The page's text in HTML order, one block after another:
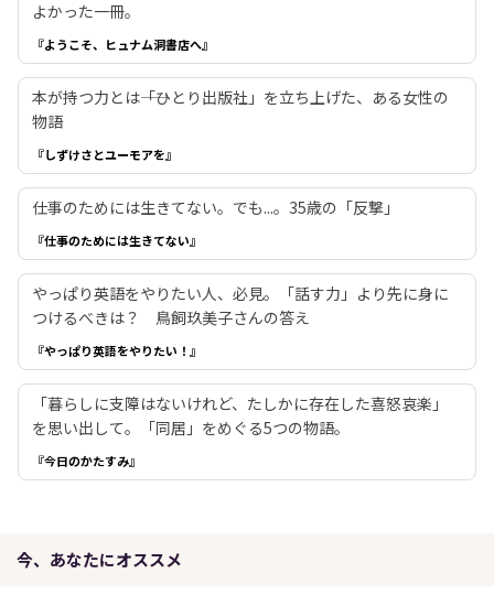
よかった一冊。
『ようこそ、ヒュナム洞書店へ』
本が持つ力とは――「ひとり出版社」を立ち上げた、ある女性の
物語
『しずけさとユーモアを』
仕事のためには生きてない。でも...。35歳の「反撃」
『仕事のためには生きてない』
やっぱり英語をやりたい人、必見。「話す力」より先に身に
つけるべきは？ 鳥飼玖美子さんの答え
『やっぱり英語をやりたい！』
「暮らしに支障はないけれど、たしかに存在した喜怒哀楽」
を思い出して。「同居」をめぐる5つの物語。
『今日のかたすみ』
今、あなたにオススメ